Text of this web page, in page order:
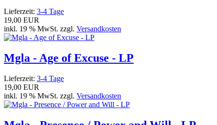
Lieferzeit: 3-4 Tage
19,00 EUR
inkl. 19 % MwSt. zzgl. Versandkosten
Mgla - Age of Excuse - LP
Lieferzeit: 3-4 Tage
19,00 EUR
inkl. 19 % MwSt. zzgl. Versandkosten